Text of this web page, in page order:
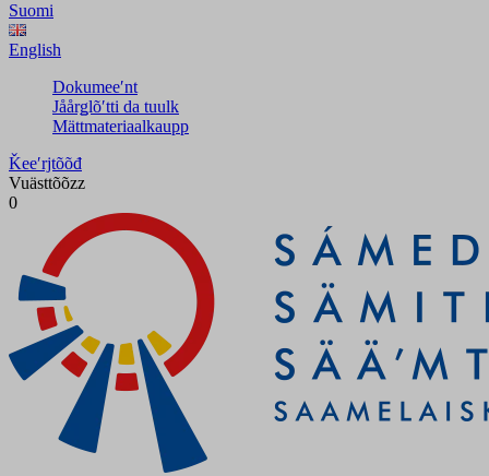
Suomi
English
Dokumeeʹnt
Jåårǥlõʹtti da tuulk
Mättmateriaalkaupp
Ǩeeʹrjtõõđ
Vuästtõõzz
0